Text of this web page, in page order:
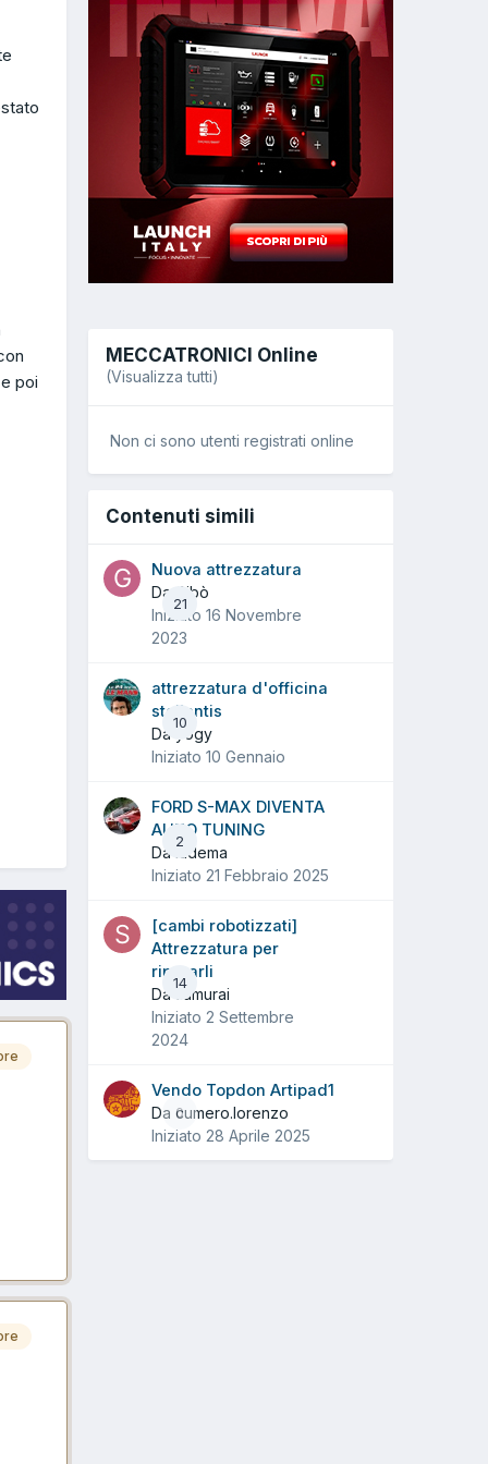
poi
MECCATRONICI Online
(Visualizza tutti)
Non ci sono utenti registrati online
Contenuti simili
21
Nuova attrezzatura
Da Gibò
Iniziato 16 Novembre
2023
10
attrezzatura d'officina
stellantis
Da yogy
Iniziato 10 Gennaio
2
FORD S-MAX DIVENTA
AUTO TUNING
Da ludema
Iniziato 21 Febbraio 2025
14
[cambi robotizzati]
Attrezzatura per
ripararli
Da samurai
Iniziato 2 Settembre
2024
0
Vendo Topdon Artipad1
Da cumero.lorenzo
Iniziato 28 Aprile 2025